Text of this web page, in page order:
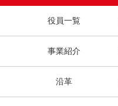
役員一覧
事業紹介
沿革